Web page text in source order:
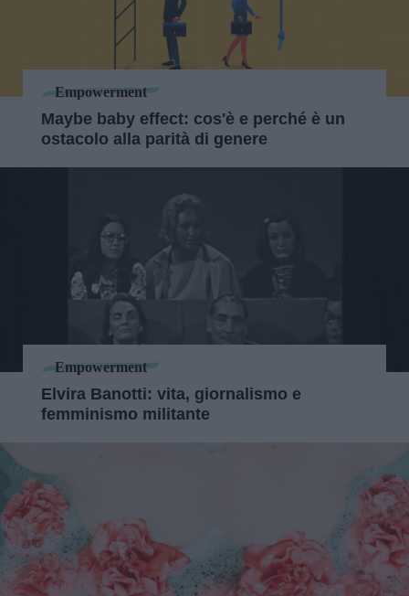
Empowerment
Maybe baby effect: cos'è e perché è un
ostacolo alla parità di genere
Empowerment
Elvira Banotti: vita, giornalismo e
femminismo militante